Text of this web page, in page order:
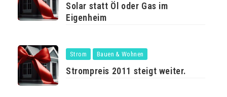
Solar statt Öl oder Gas im
Eigenheim
Strom Bauen & Wohnen
Strompreis 2011 steigt weiter.